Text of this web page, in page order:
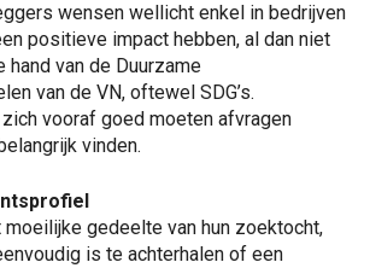
wensen wellicht enkel in bedrijven
positieve impact hebben, al dan niet
hand van de Duurzame
van de VN, oftewel SDG’s.
vooraf goed moeten afvragen
vinden.
moeilijke gedeelte van hun zoektocht,
is te achterhalen of een